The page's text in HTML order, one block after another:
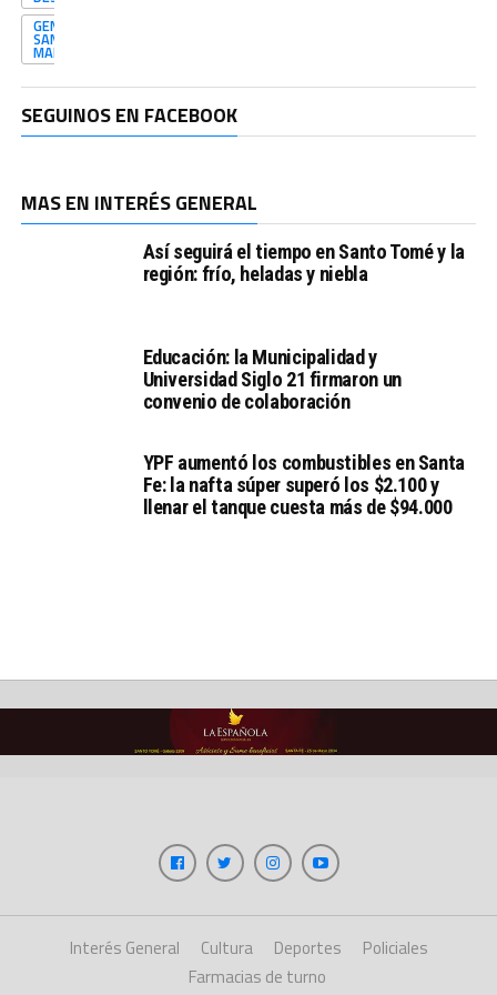
GENERAL
SAN
MARTÍN
SEGUINOS EN FACEBOOK
MAS EN INTERÉS GENERAL
Así seguirá el tiempo en Santo Tomé y la
región: frío, heladas y niebla
Educación: la Municipalidad y
Universidad Siglo 21 firmaron un
convenio de colaboración
YPF aumentó los combustibles en Santa
Fe: la nafta súper superó los $2.100 y
llenar el tanque cuesta más de $94.000
Interés General Cultura Deportes
Policiales
Farmacias de turno